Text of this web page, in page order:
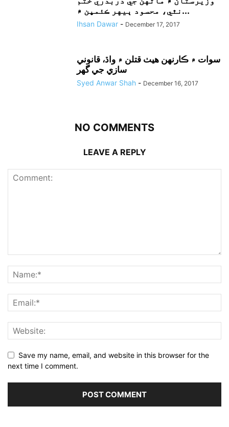
نٿي، محسود ٻيهر ڪئمپن ۾...
Ihsan Dawar - December 17, 2017
سوات ۾ ڪارنهن هيٺ قتلن ۾ واڌ، قانوني
سازي جي گهر
Syed Anwar Shah - December 16, 2017
NO COMMENTS
LEAVE A REPLY
Save my name, email, and website in this browser for the
next time I comment.